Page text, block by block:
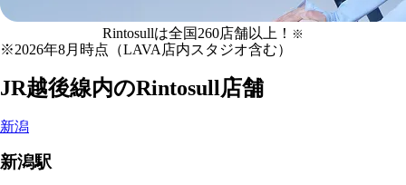
マシンピラティス
Rintosullは全国260店舗以上！ ※
※2026年8月時点（LAVA店内スタジオ含む）
JR越後線内のRintosull店舗
新潟
新潟駅